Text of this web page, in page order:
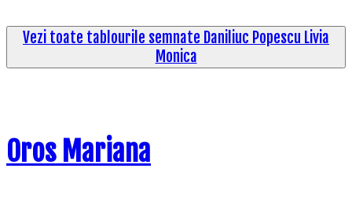
Vezi toate tablourile semnate Daniliuc Popescu Livia
Monica
Oros Mariana